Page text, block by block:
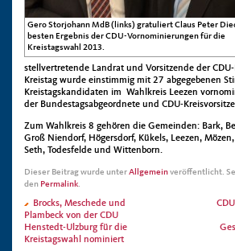
Gero Storjohann MdB (links) gratuliert Claus Peter
besten Ergebnis der CDU-Vornominierungen für die
Kreistagswahl 2013.
stellvertretende Landrat und Vorsitzende der
Kreistag wurde einstimmig mit 27 abgegebenen
Kreistagskandidaten im Wahlkreis Leezen
der Bundestagsabgeordnete und CDU-
Zum Wahlkreis 8 gehören die Gemeinden: Bark,
Groß Niendorf, Högersdorf, Kükels, Leezen,
Seth, Todesfelde und Wittenborn.
Dieser Beitrag wurde unterAllgemeinveröffentlicht.
den Permalink.
Brocks, Meschede und
Plambeck von der CDU
Henstedt-Ulzburg für die
Kreistagswahl nominiert